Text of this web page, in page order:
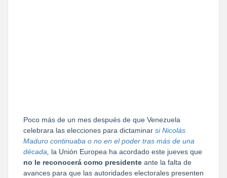
Poco más de un mes después de que Venezuela
celebrara las elecciones para dictaminar si Nicolás
Maduro continuaba o no en el poder tras más de una
década
la Unión Europea ha acordado este jueves que
no le reconocerá como presidente ante la falta de
avances para que las autoridades electorales presenten